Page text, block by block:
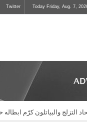
Twitter Today Friday, Aug. 7,
والبياتلون كرّم ابطاله خلال